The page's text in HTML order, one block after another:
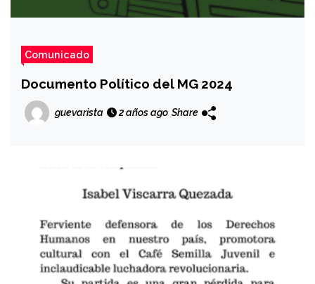
Comunicado
Documento Político del MG 2024
guevarista 2 años ago Share